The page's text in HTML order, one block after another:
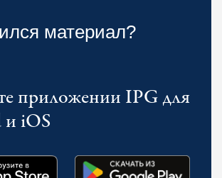
материал?
приложении IPG для
iOS